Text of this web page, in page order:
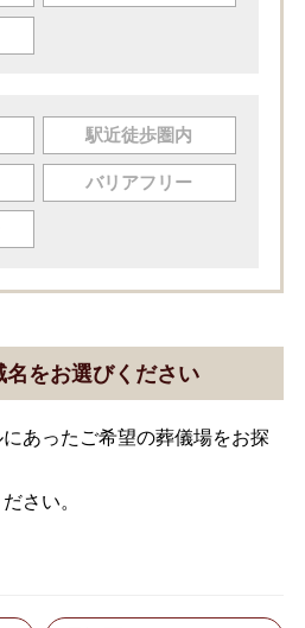
駅近徒歩圏内
バリアフリー
名をお選びください
あったご希望の葬儀場をお探
さい。